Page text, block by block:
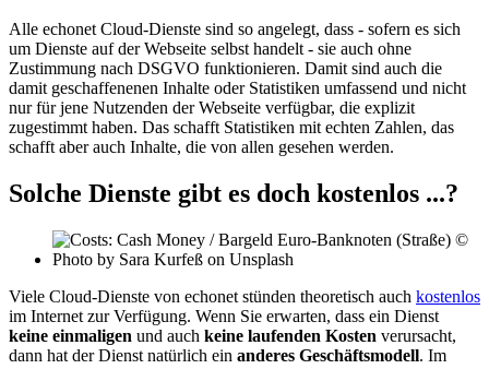
Alle echonet Cloud-Dienste sind so angelegt, dass - sofern es sich
um Dienste auf der Webseite selbst handelt - sie auch ohne
Zustimmung nach DSGVO funktionieren. Damit sind auch die
damit geschaffenenen Inhalte oder Statistiken umfassend und nicht
nur für jene Nutzenden der Webseite verfügbar, die explizit
zugestimmt haben. Das schafft Statistiken mit echten Zahlen, das
schafft aber auch Inhalte, die von allen gesehen werden.
Solche Dienste gibt es doch kostenlos ...?
Viele Cloud-Dienste von echonet stünden theoretisch auch kostenlos
im Internet zur Verfügung. Wenn Sie erwarten, dass ein Dienst
keine einmaligen und auch keine laufenden Kosten verursacht,
dann hat der Dienst natürlich ein anderes Geschäftsmodell. Im